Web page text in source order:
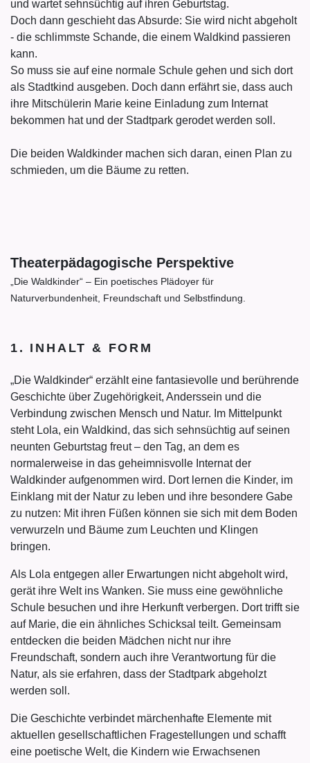
und wartet sehnsüchtig auf ihren Geburtstag.
Doch dann geschieht das Absurde: Sie wird nicht abgeholt
- die schlimmste Schande, die einem Waldkind passieren
kann.
So muss sie auf eine normale Schule gehen und sich dort
als Stadtkind ausgeben. Doch dann erfährt sie, dass auch
ihre Mitschülerin Marie keine Einladung zum Internat
bekommen hat und der Stadtpark gerodet werden soll.
Die beiden Waldkinder machen sich daran, einen Plan zu
schmieden, um die Bäume zu retten.
Theaterpädagogische Perspektive
„Die Waldkinder“ – Ein poetisches Plädoyer für
Naturverbundenheit, Freundschaft und Selbstfindung.
1. INHALT & FORM
„Die Waldkinder“ erzählt eine fantasievolle und berührende
Geschichte über Zugehörigkeit, Anderssein und die
Verbindung zwischen Mensch und Natur. Im Mittelpunkt
steht Lola, ein Waldkind, das sich sehnsüchtig auf seinen
neunten Geburtstag freut – den Tag, an dem es
normalerweise in das geheimnisvolle Internat der
Waldkinder aufgenommen wird. Dort lernen die Kinder, im
Einklang mit der Natur zu leben und ihre besondere Gabe
zu nutzen: Mit ihren Füßen können sie sich mit dem Boden
verwurzeln und Bäume zum Leuchten und Klingen
bringen.
Als Lola entgegen aller Erwartungen nicht abgeholt wird,
gerät ihre Welt ins Wanken. Sie muss eine gewöhnliche
Schule besuchen und ihre Herkunft verbergen. Dort trifft sie
auf Marie, die ein ähnliches Schicksal teilt. Gemeinsam
entdecken die beiden Mädchen nicht nur ihre
Freundschaft, sondern auch ihre Verantwortung für die
Natur, als sie erfahren, dass der Stadtpark abgeholzt
werden soll.
Die Geschichte verbindet märchenhafte Elemente mit
aktuellen gesellschaftlichen Fragestellungen und schafft
eine poetische Welt, die Kindern wie Erwachsenen